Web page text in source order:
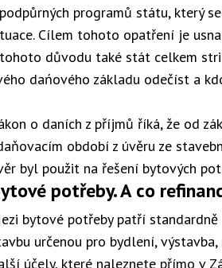
programů státu, který
Cílem tohoto opatření je
důvodu také stát celkem
dańového základu odečíst a
o daních z příjmů říká, že od
období z úvěru ze
byl použit na řešení bytových
potřeby. A co
bytové potřeby patří
určenou pro bydlení,
účely, které naleznete přímo v